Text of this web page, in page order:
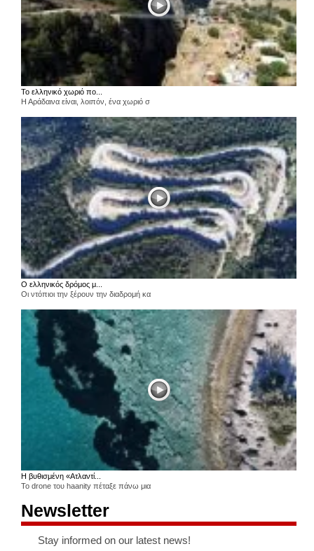
Το ελληνικό χωριό πο...
Η Αράδαινα είναι, λοιπόν, ένα χωριό σ
Ο ελληνικός δρόμος μ...
Οι ντόπιοι την ξέρουν την διαδρομή κα
Η βυθισμένη «Ατλαντί...
Το drone του haanity πέταξε πάνω μια
Newsletter
Stay informed on our latest news!